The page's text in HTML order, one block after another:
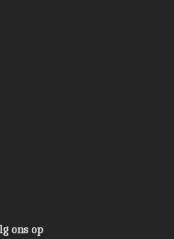
ons op